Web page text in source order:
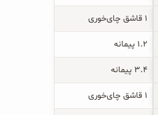
۱ قاشق چای‌خوری
۱.۲ پیمانه
۳.۴ پیمانه
۱ قاشق چای‌خوری